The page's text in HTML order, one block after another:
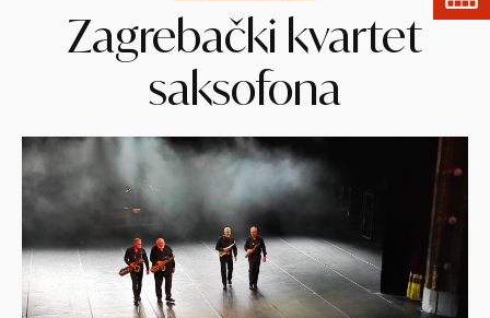
Zagrebački kvartet
saksofona